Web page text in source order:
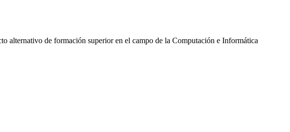
alternativo de formación superior en el campo de la Computación e Informática